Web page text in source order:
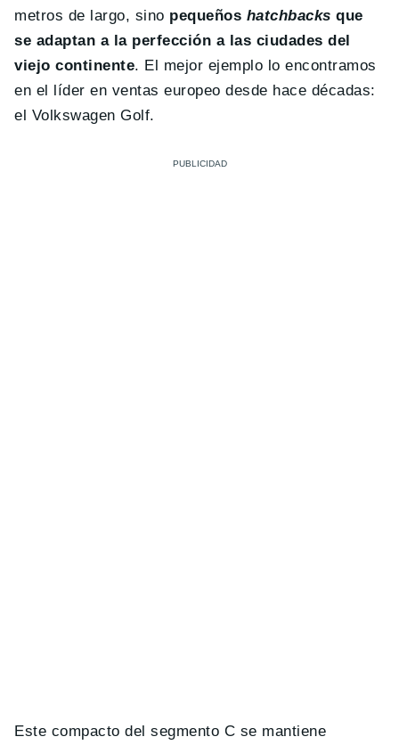
metros de largo, sino pequeños hatchbacks que
se adaptan a la perfección a las ciudades del
viejo continente. El mejor ejemplo lo encontramos
en el líder en ventas europeo desde hace décadas:
el Volkswagen Golf.
Este compacto del segmento C se mantiene